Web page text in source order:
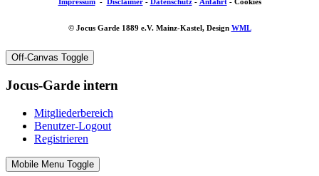
© Jocus Garde 1889 e.V. Mainz-Kastel, Design WML
Off-Canvas Toggle
Jocus-Garde intern
Mitgliederbereich
Benutzer-Logout
Registrieren
Mobile Menu Toggle